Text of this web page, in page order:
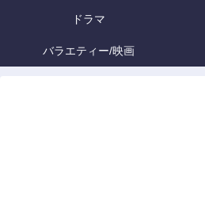
ドラマ
バラエティー/映画